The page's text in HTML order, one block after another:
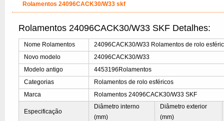
Rolamentos 24096CACK30/W33 skf
Rolamentos 24096CACK30/W33 SKF Detalhes:
Nome Rolamentos
24096CACK30/W33 Rolamentos de rolo
Novo modelo
24096CACK30/W33
Modelo antigo
4453196Rolamentos
Categorias
Rolamentos de rolo esféricos
Marca
Rolamentos 24096CACK30/W33 SKF
Especificação
Diâmetro interno
(mm)
Diâmetro exterior
(mm)